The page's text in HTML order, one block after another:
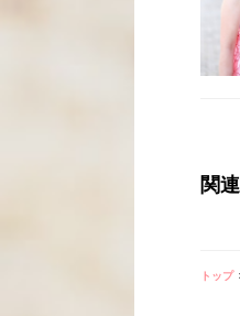
関
トップ